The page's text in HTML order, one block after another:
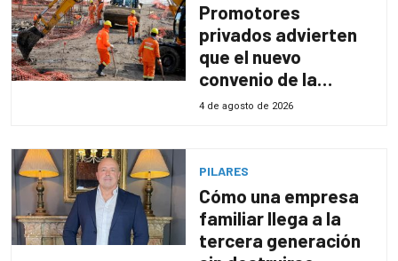
Promotores
privados advierten
que el nuevo
convenio de la
construcción
proyectos
4 de agosto de 2026
PILARES
Cómo una empresa
familiar llega a la
tercera generación